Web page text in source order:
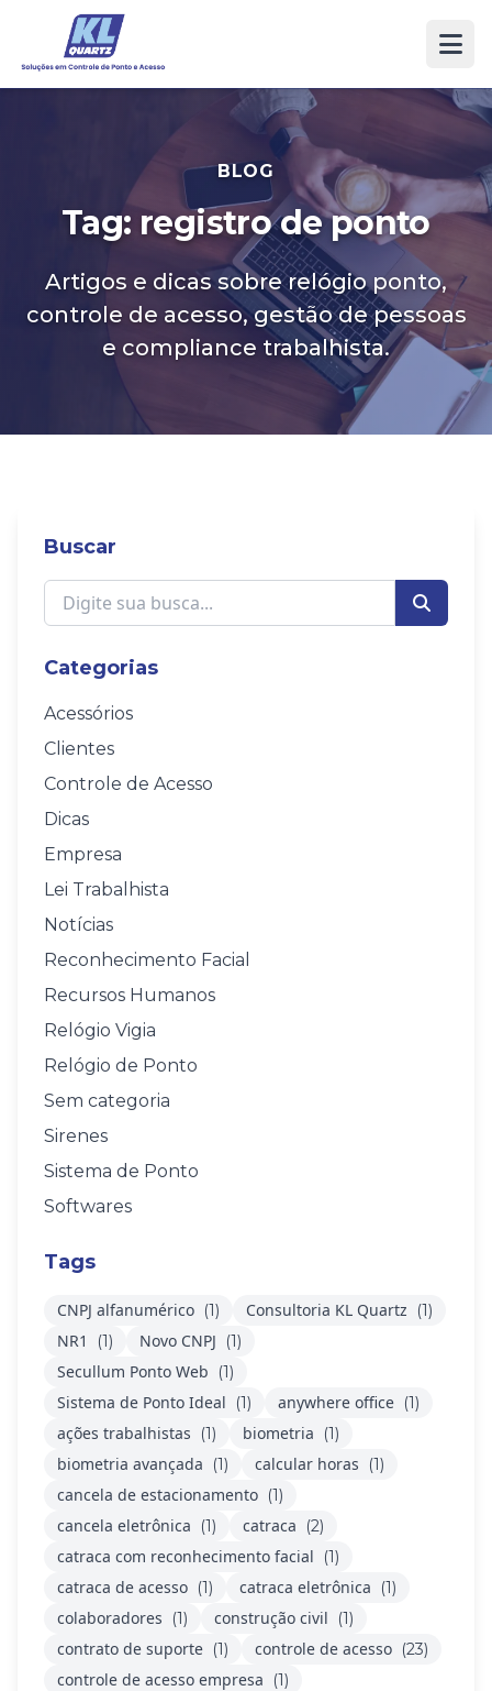
BLOG
Tag: registro de ponto
Artigos e dicas sobre relógio ponto,
controle de acesso, gestão de pessoas
e compliance trabalhista.
Buscar
Categorias
Acessórios
Clientes
Controle de Acesso
Dicas
Empresa
Lei Trabalhista
Notícias
Reconhecimento Facial
Recursos Humanos
Relógio Vigia
Relógio de Ponto
Sem categoria
Sirenes
Sistema de Ponto
Softwares
Tags
CNPJ alfanumérico (1) Consultoria KL Quartz (1)
NR1 (1) Novo CNPJ (1)
Secullum Ponto Web (1)
Sistema de Ponto Ideal (1) anywhere office (1)
ações trabalhistas (1) biometria (1)
biometria avançada (1) calcular horas (1)
cancela de estacionamento (1)
cancela eletrônica (1) catraca (2)
catraca com reconhecimento facial (1)
catraca de acesso (1) catraca eletrônica (1)
colaboradores (1) construção civil (1)
contrato de suporte (1) controle de acesso (23)
controle de acesso empresa (1)